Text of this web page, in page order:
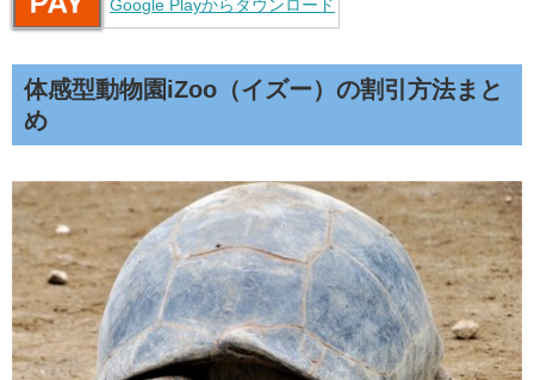
Google Playからダウンロード
体感型動物園iZoo（イズー）の割引方法まと
め